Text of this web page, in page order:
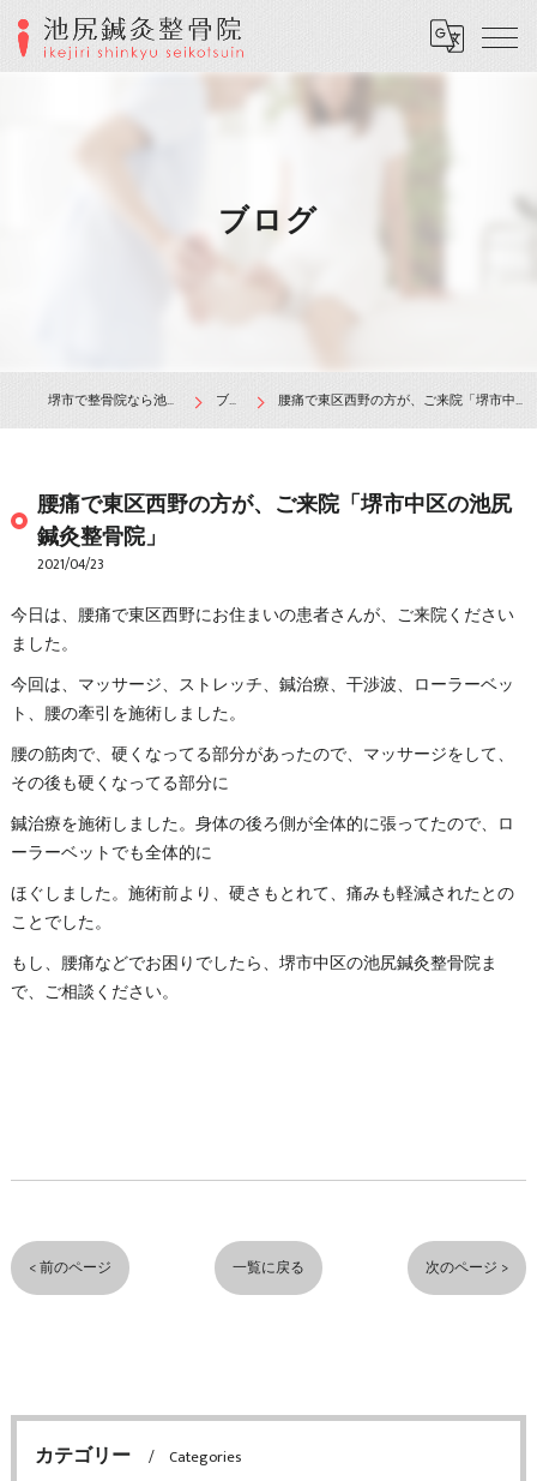
ブログ
堺市で整骨院なら池尻鍼灸整骨院 ブログ 腰痛で東区西野の方が、ご来院「堺市中区の池尻鍼灸整骨院」
腰痛で東区西野の方が、ご来院「堺市中区の池尻
鍼灸整骨院」
2021/04/23
今日は、腰痛で東区西野にお住まいの患者さんが、ご来院ください
ました。
今回は、マッサージ、ストレッチ、鍼治療、干渉波、ローラーベッ
ト、腰の牽引を施術しました。
腰の筋肉で、硬くなってる部分があったので、マッサージをして、
その後も硬くなってる部分に
鍼治療を施術しました。身体の後ろ側が全体的に張ってたので、ロ
ーラーベットでも全体的に
ほぐしました。施術前より、硬さもとれて、痛みも軽減されたとの
ことでした。
もし、腰痛などでお困りでしたら、堺市中区の池尻鍼灸整骨院ま
で、ご相談ください。
< 前のページ 一覧に戻る 次のページ >
カテゴリー
Categories